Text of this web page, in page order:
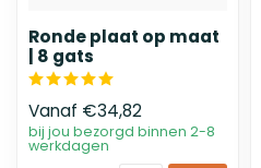
Ronde plaat op maat
| 8 gats
Vanaf €34,82
bij jou bezorgd binnen 2-8
werkdagen